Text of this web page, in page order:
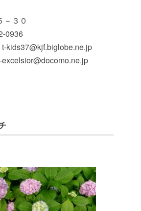
－３０
0936
kids37@kjf.biglobe.ne.jp